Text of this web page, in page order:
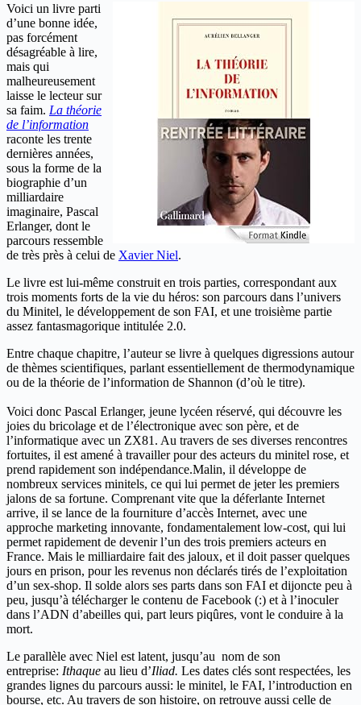
Voici un livre parti
d’une bonne idée,
pas forcément
désagréable à lire,
mais qui
malheureusement
laisse le lecteur sur
sa faim. La théorie
de l’information
raconte les trente
dernières années,
sous la forme de la
biographie d’un
milliardaire
imaginaire, Pascal
Erlanger, dont le
parcours ressemble
de très près à celui de Xavier Niel.
Le livre est lui-même construit en trois parties, correspondant aux
trois moments forts de la vie du héros: son parcours dans l’univers
du Minitel, le développement de son FAI, et une troisième partie
assez fantasmagorique intitulée 2.0.
Entre chaque chapitre, l’auteur se livre à quelques digressions autour
de thèmes scientifiques, parlant essentiellement de thermodynamique
ou de la théorie de l’information de Shannon (d’où le titre).
Voici donc Pascal Erlanger, jeune lycéen réservé, qui découvre les
joies du bricolage et de l’électronique avec son père, et de
l’informatique avec un ZX81. Au travers de ses diverses rencontres
fortuites, il est amené à travailler pour des acteurs du minitel rose, et
prend rapidement son indépendance.Malin, il développe de
nombreux services minitels, ce qui lui permet de jeter les premiers
jalons de sa fortune. Comprenant vite que la déferlante Internet
arrive, il se lance de la fourniture d’accès Internet, avec une
approche marketing innovante, fondamentalement low-cost, qui lui
permet rapidement de devenir l’un des trois premiers acteurs en
France. Mais le milliardaire fait des jaloux, et il doit passer quelques
jours en prison, pour les revenus non déclarés tirés de l’exploitation
d’un sex-shop. Il solde alors ses parts dans son FAI et dijoncte peu à
peu, jusqu’à télécharger le contenu de Facebook (:) et à l’inoculer
dans l’ADN d’abeilles qui, part leurs piqûres, vont le conduire à la
mort.
Le parallèle avec Niel est latent, jusqu’au nom de son
entreprise: Ithaque au lieu d’Iliad. Les dates clés sont respectées, les
grandes lignes du parcours aussi: le minitel, le FAI, l’introduction en
bourse, etc. Au travers de son histoire, on retrouve aussi celle de